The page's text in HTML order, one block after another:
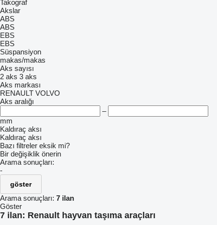
Takograf
Akslar
ABS
ABS
EBS
EBS
Süspansiyon
makas/makas
Aks sayısı
2 aks 3 aks
Aks markası
RENAULT VOLVO
Aks aralığı
–
mm
Kaldıraç aksı
Kaldıraç aksı
Bazı filtreler eksik mi?
Bir değişiklik önerin
Arama sonuçları:
-
göster
Arama sonuçları: 7 ilan
Göster
7 ilan: Renault hayvan taşıma araçları